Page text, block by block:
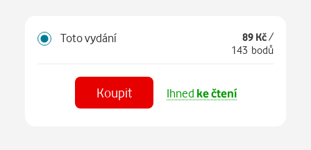
Toto vydání 89 Kč/
143 bodů
Koupit Ihned ke čtení